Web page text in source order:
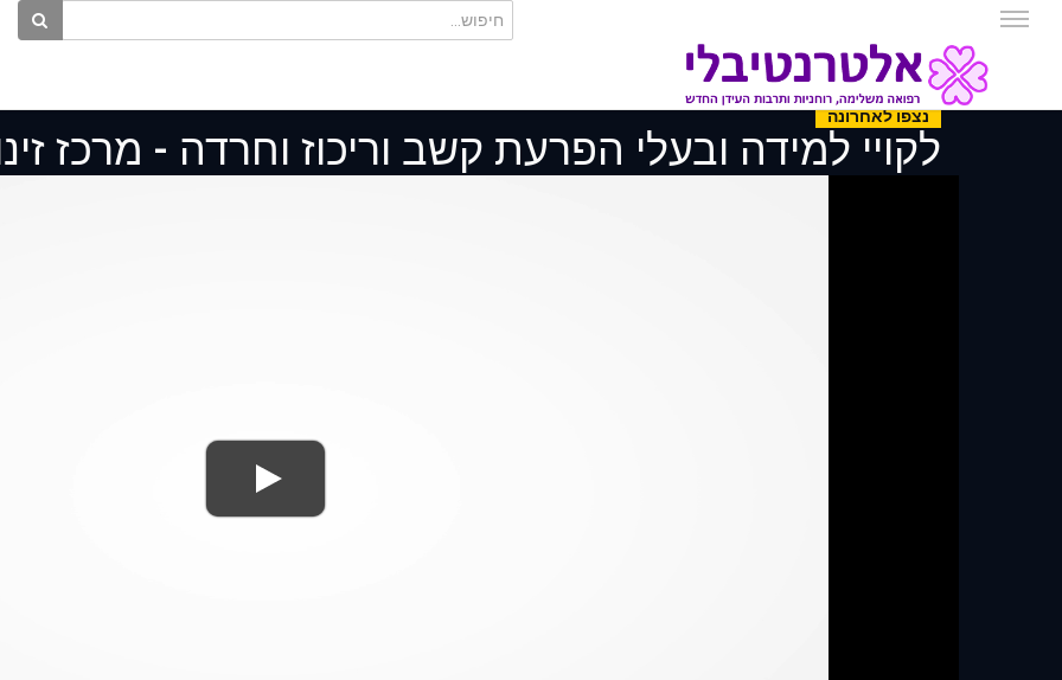
נצפו לאחרונה
לקויי למידה ובעלי הפרעת קשב וריכוז וחרדה - מרכז